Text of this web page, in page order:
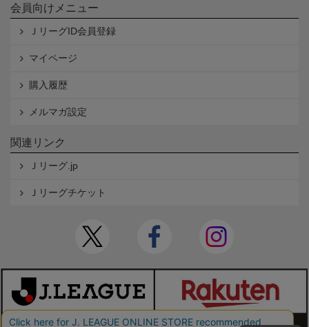
会員向けメニュー
ＪリーグID会員登録
マイページ
購入履歴
メルマガ設定
関連リンク
Ｊリーグ.jp
Ｊリーグチケット